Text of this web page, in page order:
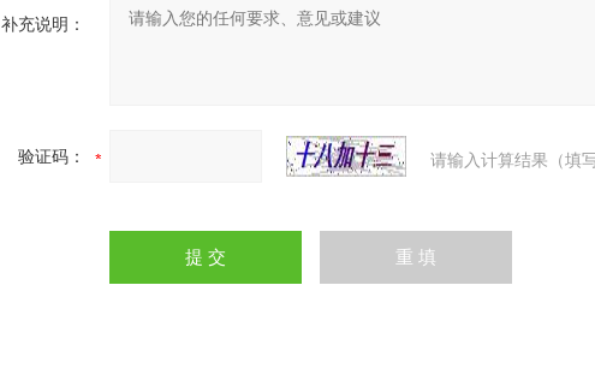
补充说明：
验证码： 请输入计算结果（填